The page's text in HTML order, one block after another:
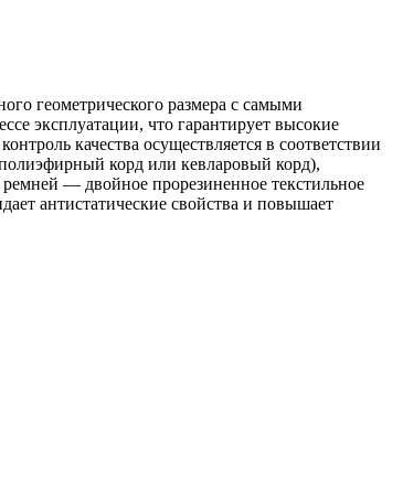
геометрического размера с самыми
эксплуатации, что гарантирует высокие
качества осуществляется в соответствии
корд или кевларовый корд),
— двойное прорезиненное текстильное
антистатические свойства и повышает